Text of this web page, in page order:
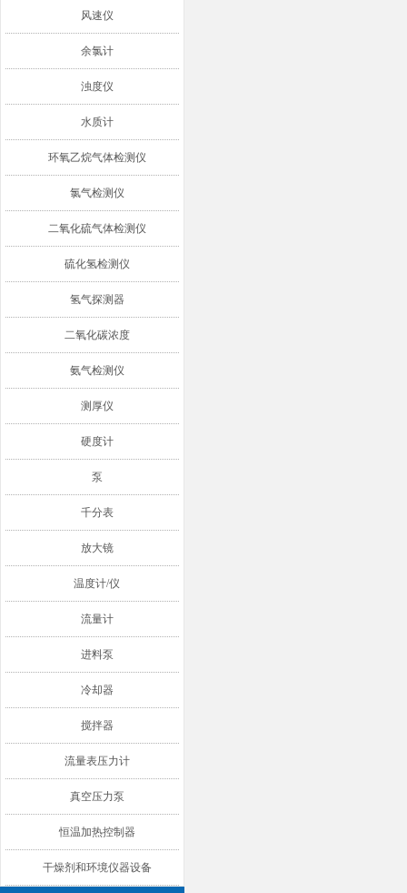
风速仪
余氯计
浊度仪
水质计
环氧乙烷气体检测仪
氯气检测仪
二氧化硫气体检测仪
硫化氢检测仪
氢气探测器
二氧化碳浓度
氨气检测仪
测厚仪
硬度计
泵
千分表
放大镜
温度计/仪
流量计
进料泵
冷却器
搅拌器
流量表压力计
真空压力泵
恒温加热控制器
干燥剂和环境仪器设备